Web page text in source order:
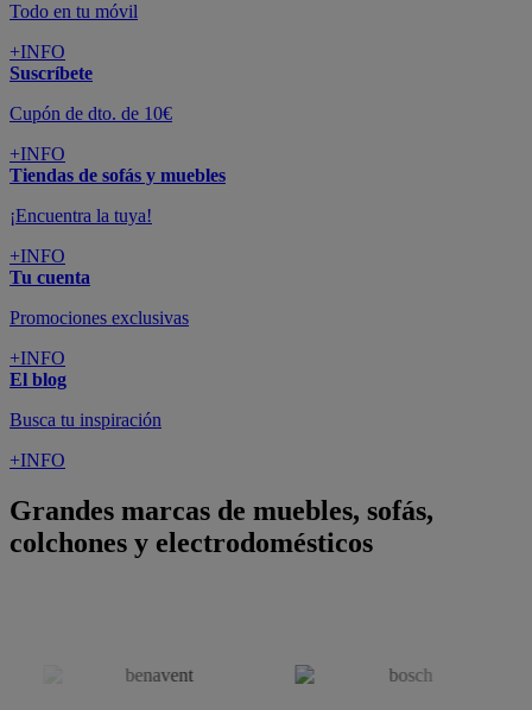
Todo en tu móvil
+INFO
Suscríbete
Cupón de dto. de 10€
+INFO
Tiendas de sofás y muebles
¡Encuentra la tuya!
+INFO
Tu cuenta
Promociones exclusivas
+INFO
El blog
Busca tu inspiración
+INFO
Grandes marcas de muebles, sofás,
colchones y electrodomésticos